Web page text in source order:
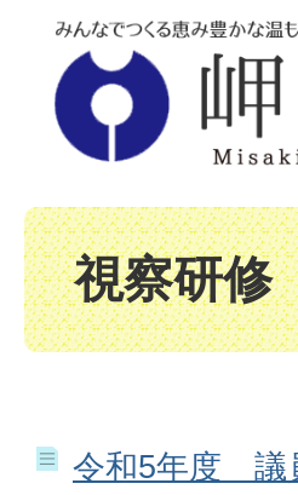
視察研修
令和5年度 議